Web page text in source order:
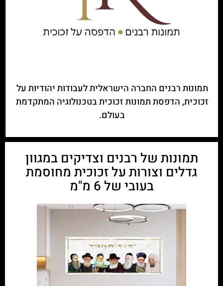
תמונות רבנים החברה הישראלית לעבודות יהודיות על
זכוכית, הדפסת תמונות זכוכית בטכנולוגיה המתקדמת
בעולם.
תמונות של רבנים וצדיקים במגוון
גדלים וצורות על זכוכית מחוסמת
בעובי של 6 מ"מ